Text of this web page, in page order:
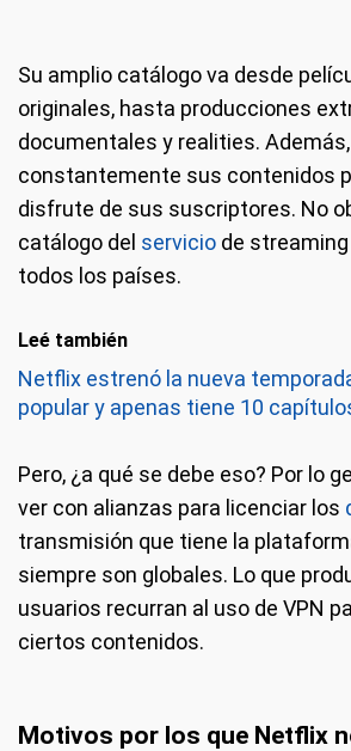
Su amplio catálogo va desde
originales, hasta producciones
documentales y realities.
constantemente sus contenidos
disfrute de sus suscriptores. No
catálogo del servicio de
todos los países.
Leé también
Netflix estrenó la nueva
popular y apenas tiene 10
Pero, ¿a qué se debe eso? Por lo
ver con alianzas para licenciar los
transmisión que tiene la
siempre son globales. Lo que
usuarios recurran al uso de VPN
ciertos contenidos.
Motivos por los que Netflix